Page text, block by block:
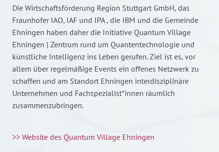
Die Wirtschaftsförderung Region Stuttgart GmbH, das
Fraunhofer IAO, IAF und IPA , die IBM und die Gemeinde
Ehningen haben daher die Initiative Quantum Village
Ehningen | Zentrum rund um Quantentechnologie und
künstliche Intelligenz ins Leben gerufen. Ziel ist es, vor
allem über regelmäßige Events ein offenes Netzwerk zu
schaffen und am Standort Ehningen interdisziplinäre
Unternehmen und Fachspezialist*innen räumlich
zusammenzubringen.
>> Website des Quantum Village Ehningen